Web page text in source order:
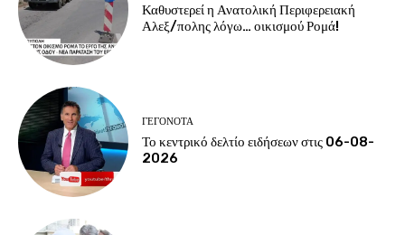
Καθυστερεί η Ανατολική Περιφερειακή
Αλεξ/πολης λόγω… οικισμού Ρομά!
ΓΕΓΟΝΟΤΑ
Το κεντρικό δελτίο ειδήσεων στις 06-08-
2026